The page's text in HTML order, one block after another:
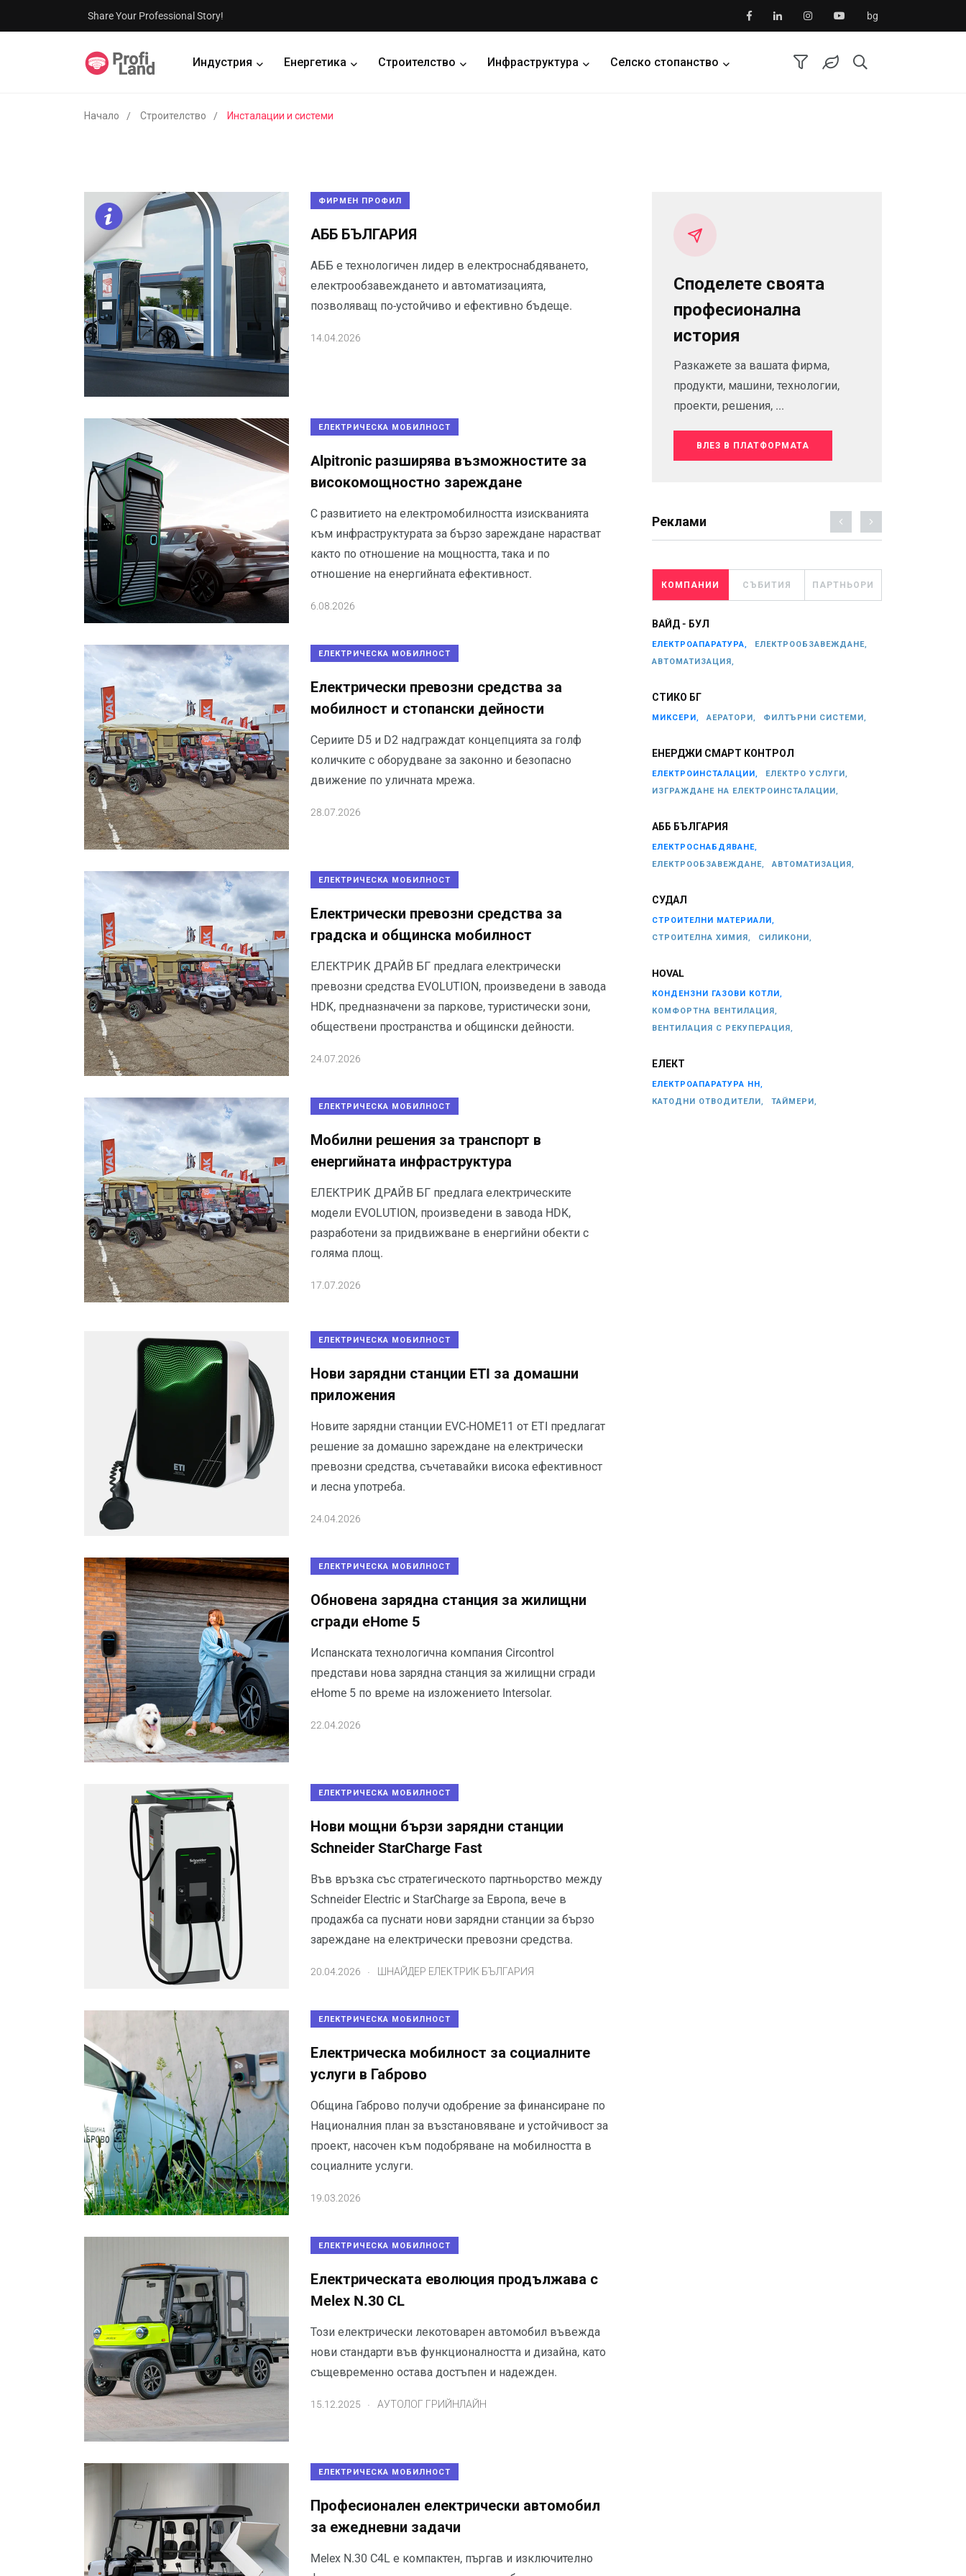
Share Your Professional Story! bg
Индустрия Енергетика Строителство Инфраструктура Селско стопанство
Начало Строителство Инсталации и системи
ФИРМЕН ПРОФИЛ
АББ БЪЛГАРИЯ
АББ е технологичен лидер в електроснабдяването,
електрообзавеждането и автоматизацията,
позволяващ по-устойчиво и ефективно бъдеще.
14.04.2026
ЕЛЕКТРИЧЕСКА МОБИЛНОСТ
Alpitronic разширява възможностите за
високомощностно зареждане
С развитието на електромобилността изискванията
към инфраструктурата за бързо зареждане нарастват
както по отношение на мощността, така и по
отношение на енергийната ефективност.
6.08.2026
ЕЛЕКТРИЧЕСКА МОБИЛНОСТ
Електрически превозни средства за
мобилност и стопански дейности
Сериите D5 и D2 надграждат концепцията за голф
количките с оборудване за законно и безопасно
движение по уличната мрежа.
28.07.2026
ЕЛЕКТРИЧЕСКА МОБИЛНОСТ
Електрически превозни средства за
градска и общинска мобилност
ЕЛЕКТРИК ДРАЙВ БГ предлага електрически
превозни средства EVOLUTION, произведени в завода
HDK, предназначени за паркове, туристически зони,
обществени пространства и общински дейности.
24.07.2026
ЕЛЕКТРИЧЕСКА МОБИЛНОСТ
Мобилни решения за транспорт в
енергийната инфраструктура
ЕЛЕКТРИК ДРАЙВ БГ предлага електрическите
модели EVOLUTION, произведени в завода HDK,
разработени за придвижване в енергийни обекти с
голяма площ.
17.07.2026
ЕЛЕКТРИЧЕСКА МОБИЛНОСТ
Нови зарядни станции ETI за домашни
приложения
Новите зарядни станции EVC-HOME11 от ETI предлагат
решение за домашно зареждане на електрически
превозни средства, съчетавайки висока ефективност
и лесна употреба.
24.04.2026
ЕЛЕКТРИЧЕСКА МОБИЛНОСТ
Обновена зарядна станция за жилищни
сгради eHome 5
Испанската технологична компания Circontrol
представи нова зарядна станция за жилищни сгради
eHome 5 по време на изложението Intersolar.
22.04.2026
ЕЛЕКТРИЧЕСКА МОБИЛНОСТ
Нови мощни бързи зарядни станции
Schneider StarCharge Fast
Във връзка със стратегическото партньорство между
Schneider Electric и StarCharge за Европа, вече в
продажба са пуснати нови зарядни станции за бързо
зареждане на електрически превозни средства.
20.04.2026 ШНАЙДЕР ЕЛЕКТРИК БЪЛГАРИЯ
ЕЛЕКТРИЧЕСКА МОБИЛНОСТ
Електрическа мобилност за социалните
услуги в Габрово
Община Габрово получи одобрение за финансиране по
Националния план за възстановяване и устойчивост за
проект, насочен към подобряване на мобилността в
социалните услуги.
19.03.2026
ЕЛЕКТРИЧЕСКА МОБИЛНОСТ
Електрическата еволюция продължава с
Melex N.30 CL
Този електрически лекотоварен автомобил въвежда
нови стандарти във функционалността и дизайна, като
същевременно остава достъпен и надежден.
15.12.2025 АУТОЛОГ ГРИЙНЛАЙН
ЕЛЕКТРИЧЕСКА МОБИЛНОСТ
Професионален електрически автомобил
за ежедневни задачи
Melex N.30 C4L е компактен, пъргав и изключително
Споделете своята
професионална
история
Разкажете за вашата фирма,
продукти, машини, технологии,
проекти, решения, ...
ВЛЕЗ В ПЛАТФОРМАТА
Реклами
КОМПАНИИ СЪБИТИЯ ПАРТНЬОРИ
ВАЙД - БУЛ
ЕЛЕКТРОАПАРАТУРА,
ЕЛЕКТРООБЗАВЕЖДАНЕ,
АВТОМАТИЗАЦИЯ,
СТИКО БГ
МИКСЕРИ, АЕРАТОРИ, ФИЛТЪРНИ СИСТЕМИ,
ЕНЕРДЖИ СМАРТ КОНТРОЛ
ЕЛЕКТРОИНСТАЛАЦИИ,
ЕЛЕКТРО УСЛУГИ,
ИЗГРАЖДАНЕ НА ЕЛЕКТРОИНСТАЛАЦИИ,
АББ БЪЛГАРИЯ
ЕЛЕКТРОСНАБДЯВАНЕ,
ЕЛЕКТРООБЗАВЕЖДАНЕ,
АВТОМАТИЗАЦИЯ,
СУДАЛ
СТРОИТЕЛНИ МАТЕРИАЛИ,
СТРОИТЕЛНА ХИМИЯ,
СИЛИКОНИ,
HOVAL
КОНДЕНЗНИ ГАЗОВИ КОТЛИ,
КОМФОРТНА ВЕНТИЛАЦИЯ,
ВЕНТИЛАЦИЯ С РЕКУПЕРАЦИЯ,
ЕЛЕКТ
ЕЛЕКТРОАПАРАТУРА НН,
КАТОДНИ ОТВОДИТЕЛИ,
ТАЙМЕРИ,